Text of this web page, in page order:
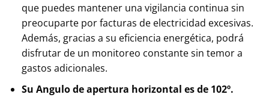
que puedes mantener una vigilancia continua sin
preocuparte por facturas de electricidad excesivas.
Además, gracias a su eficiencia energética, podrá
disfrutar de un monitoreo constante sin temor a
gastos adicionales.
Su Angulo de apertura horizontal es de 102º.